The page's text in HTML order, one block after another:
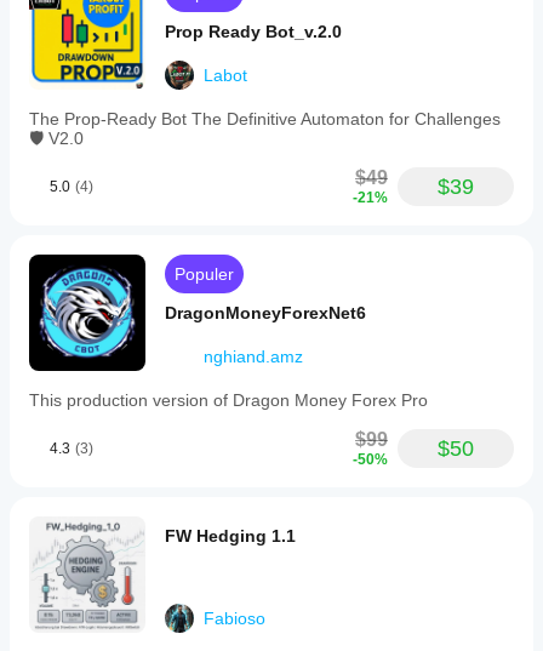
Pengujian bot
di lingkungan
Anda sendiri
akan
membantu
Anda
kinerja bot
dalam
Prop Ready Bot_v.2.0
Labot
The Prop-Ready Bot The Definitive Automaton for Challenges
🛡️ V2.0
5.0 (4) $49
-21% $39
Populer
DragonMoneyForexNet6
nghiand.amz
This production version of Dragon Money Forex Pro
4.3 (3) $99
-50% $50
FW Hedging 1.1
Fabioso